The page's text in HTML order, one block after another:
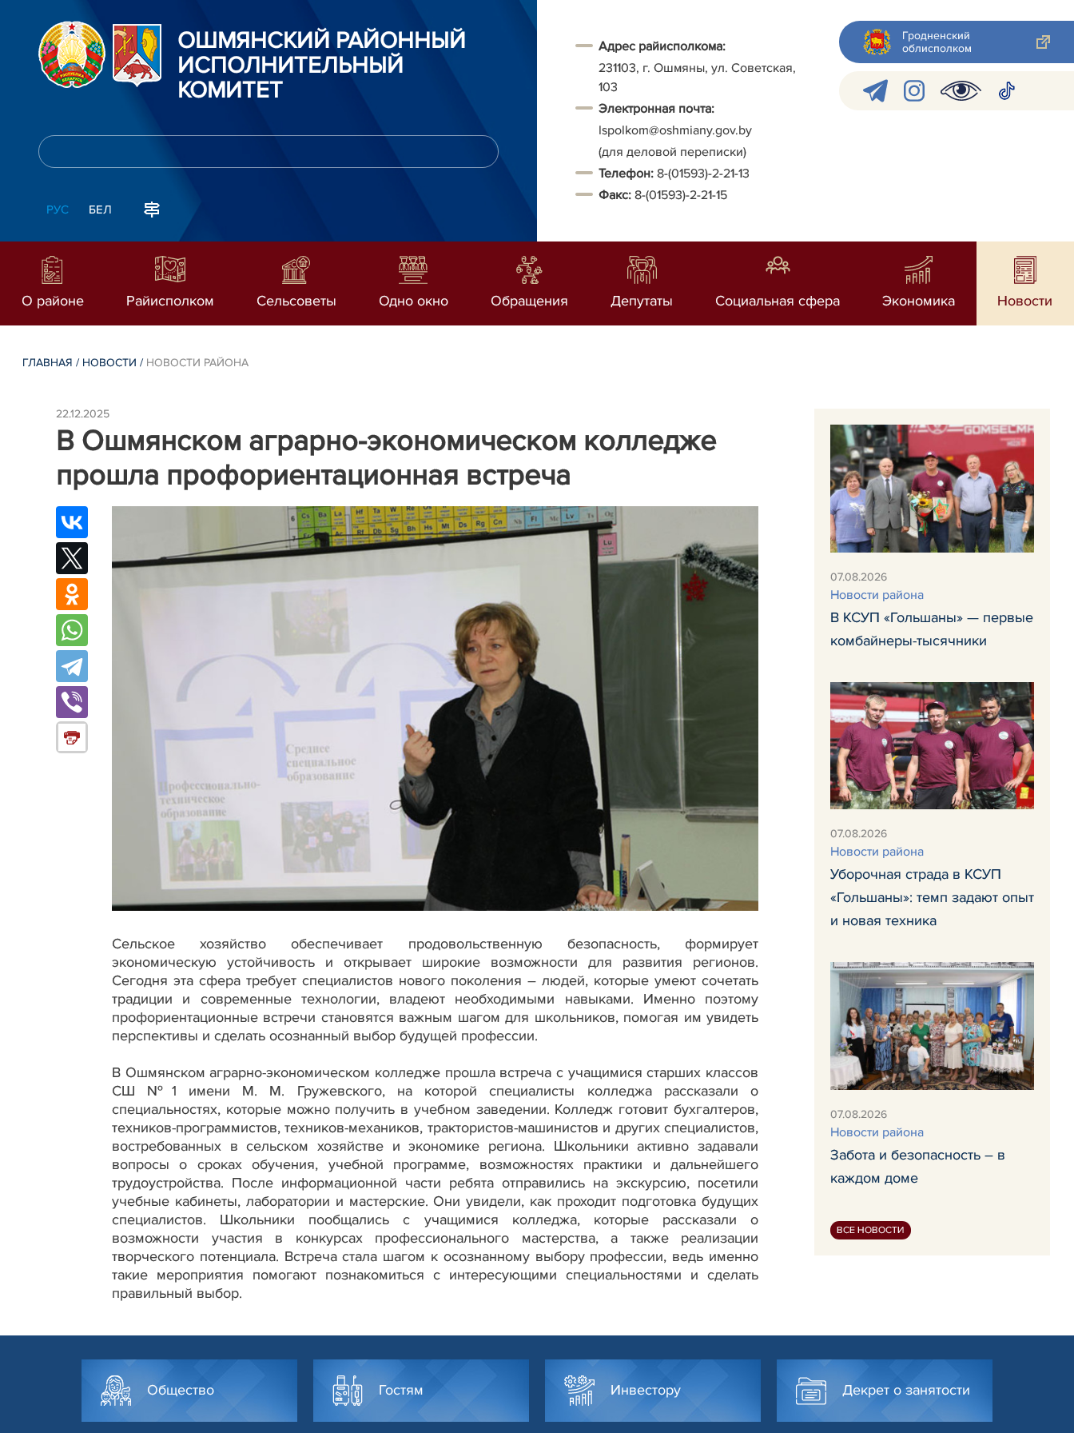
ОШМЯНСКИЙ РАЙОННЫЙ
ИСПОЛНИТЕЛЬНЫЙ
КОМИТЕТ
РУС БЕЛ
Адрес райисполкома:
231103, г. Ошмяны, ул. Советская,
103
Электронная почта:
Ispolkom@oshmiany.gov.by
(для деловой переписки)
Телефон: 8-(01593)-2-21-13
Факс: 8-(01593)-2-21-15
Гродненский
облисполком
О районе Райисполком Сельсоветы Одно окно Обращения Депутаты Социальная сфера Экономика Новости
ГЛАВНАЯ / НОВОСТИ / НОВОСТИ РАЙОНА
22.12.2025
В Ошмянском аграрно-экономическом колледже
прошла профориентационная встреча
Сельское хозяйство обеспечивает продовольственную безопасность, формирует
экономическую устойчивость и открывает широкие возможности для развития регионов.
Сегодня эта сфера требует специалистов нового поколения – людей, которые умеют сочетать
традиции и современные технологии, владеют необходимыми навыками. Именно поэтому
профориентационные встречи становятся важным шагом для школьников, помогая им увидеть
перспективы и сделать осознанный выбор будущей профессии.
В Ошмянском аграрно-экономическом колледже прошла встреча с учащимися старших классов
СШ №1 имени М. М. Гружевского, на которой специалисты колледжа рассказали о
специальностях, которые можно получить в учебном заведении. Колледж готовит бухгалтеров,
техников-программистов, техников-механиков, трактористов-машинистов и других специалистов,
востребованных в сельском хозяйстве и экономике региона. Школьники активно задавали
вопросы о сроках обучения, учебной программе, возможностях практики и дальнейшего
трудоустройства. После информационной части ребята отправились на экскурсию, посетили
учебные кабинеты, лаборатории и мастерские. Они увидели, как проходит подготовка будущих
специалистов. Школьники пообщались с учащимися колледжа, которые рассказали о
возможности участия в конкурсах профессионального мастерства, а также реализации
творческого потенциала. Встреча стала шагом к осознанному выбору профессии, ведь именно
такие мероприятия помогают познакомиться с интересующими специальностями и сделать
правильный выбор.
07.08.2026
Новости района
В КСУП «Гольшаны» — первые
комбайнеры-тысячники
07.08.2026
Новости района
Уборочная страда в КСУП
«Гольшаны»: темп задают опыт
и новая техника
07.08.2026
Новости района
Забота и безопасность – в
каждом доме
ВСЕ НОВОСТИ
Общество Гостям Инвестору Декрет о занятости